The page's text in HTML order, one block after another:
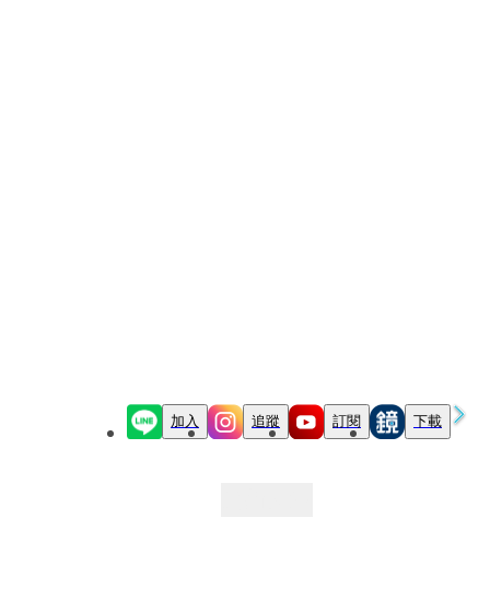
加入 追蹤 訂閱 下載